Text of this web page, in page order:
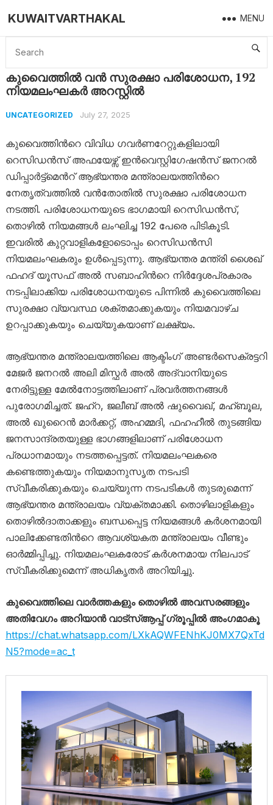
KUWAITVARTHAKAL MENU
Home Uncategorized കുവൈത്തിൽ വൻ സുരക്ഷാ പരിശോധന, 192 നിയമലംഘകർ അറസ്റ്റിൽ
കുവൈത്തിൽ വൻ സുരക്ഷാ പരിശോധന, 192
നിയമലംഘകർ അറസ്റ്റിൽ
UNCATEGORIZED July 27, 2025
കുവൈത്തിൻറെ വിവിധ ഗവർണറേറ്റുകളിലായി
റെസിഡൻസ് അഫയേഴ്സ് ഇൻവെസ്റ്റിഗേഷൻസ് ജനറൽ
ഡിപ്പാർട്ട്‌മെൻറ് ആഭ്യന്തര മന്ത്രാലയത്തിൻറെ
നേതൃത്വത്തിൽ വൻതോതിൽ സുരക്ഷാ പരിശോധന
നടത്തി. പരിശോധനയുടെ ഭാഗമായി റെസിഡൻസ്,
തൊഴിൽ നിയമങ്ങൾ ലംഘിച്ച 192 പേരെ പിടികൂടി.
ഇവരിൽ കുറ്റവാളികളോടൊപ്പം റെസിഡൻസി
നിയമലംഘകരും ഉൾപ്പെടുന്നു. ആഭ്യന്തര മന്ത്രി ശൈഖ്
ഫഹദ് യൂസഫ് അൽ സബാഹിൻറെ നിർദ്ദേശപ്രകാരം
നടപ്പിലാക്കിയ പരിശോധനയുടെ പിന്നിൽ കുവൈത്തിലെ
സുരക്ഷാ വ്യവസ്ഥ ശക്തമാക്കുകയും നിയമവാഴ്ച
ഉറപ്പാക്കുകയും ചെയ്യുകയാണ് ലക്ഷ്യം.
ആഭ്യന്തര മന്ത്രാലയത്തിലെ ആക്ടിംഗ് അണ്ടർസെക്രട്ടറി
മേജർ ജനറൽ അലി മിസ്ഫർ അൽ അദ്വാനിയുടെ
നേരിട്ടുള്ള മേൽനോട്ടത്തിലാണ് പ്രവർത്തനങ്ങൾ
പുരോഗമിച്ചത്. ജഹ്റ, ജലീബ് അൽ ഷുവൈഖ്, മഹ്ബൂല,
അൽ ഖുറൈൻ മാർക്കറ്റ്, അഹമ്മദി, ഫഹഹീൽ തുടങ്ങിയ
ജനസാന്ദ്രതയുള്ള ഭാഗങ്ങളിലാണ് പരിശോധന
പ്രധാനമായും നടത്തപ്പെട്ടത്. നിയമലംഘകരെ
കണ്ടെത്തുകയും നിയമാനുസൃത നടപടി
സ്വീകരിക്കുകയും ചെയ്യുന്ന നടപടികൾ തുടരുമെന്ന്
ആഭ്യന്തര മന്ത്രാലയം വ്യക്തമാക്കി. തൊഴിലാളികളും
തൊഴിൽദാതാക്കളും ബന്ധപ്പെട്ട നിയമങ്ങൾ കർശനമായി
പാലിക്കേണ്ടതിൻറെ ആവശ്യകത മന്ത്രാലയം വീണ്ടും
ഓർമ്മിപ്പിച്ചു. നിയമലംഘകരോട് കർശനമായ നിലപാട്
സ്വീകരിക്കുമെന്ന് അധികൃതർ അറിയിച്ചു.
കുവൈത്തിലെ വാർത്തകളും തൊഴിൽ അവസരങ്ങളും
അതിവേഗം അറിയാൻ വാട്സ്ആപ്പ് ഗ്രൂപ്പിൽ അംഗമാകൂ
https://chat.whatsapp.com/LXkAQWFENhKJ0MX7QxTd
N5?mode=ac_t